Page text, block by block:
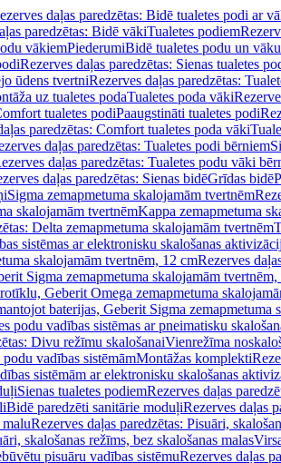
daļas paredzētas: Bidē tualetes podi ar
paredzētas: Bidē vākiTualetes podiem
vākiemPiederumiBidē tualetes podu un
Rezerves daļas paredzētas: Sienas tualetes
ūdens tvertniRezerves daļas paredzētas:
uz tualetes podaTualetes poda vāki
tualetes podiPaaugstināti tualetes podi
paredzētas: Comfort tualetes poda vāki
daļas paredzētas: Tualetes podi bērniem
daļas paredzētas: Tualetes podu vāki
daļas paredzētas: Sienas bidēGrīdas bidē
Sigma zemapmetuma skalojamām tvertnēm
skalojamām tvertnēmKappa zemapmetuma
Delta zemapmetuma skalojamām tvertnēm
sistēmas ar elektronisku skalošanas
skalojamām tvertnēm, 12 cmRezerves
Sigma zemapmetuma skalojamām tvertnēm,
Geberit Omega zemapmetuma
baterijas, Geberit Sigma zemapmetuma
podu vadības sistēmas ar pneimatisku
Divu režīmu skalošanaiVienrežīma
vadības sistēmāmMontāžas komplekti
sistēmām ar elektronisku skalošanas
Sienas tualetes podiemRezerves daļas
Bidē paredzēti sanitārie moduļiRezerves daļas
maluRezerves daļas paredzētas: Pisuāri,
skalošanas režīms, bez skalošanas malas
pisuāru vadības sistēmuRezerves daļas